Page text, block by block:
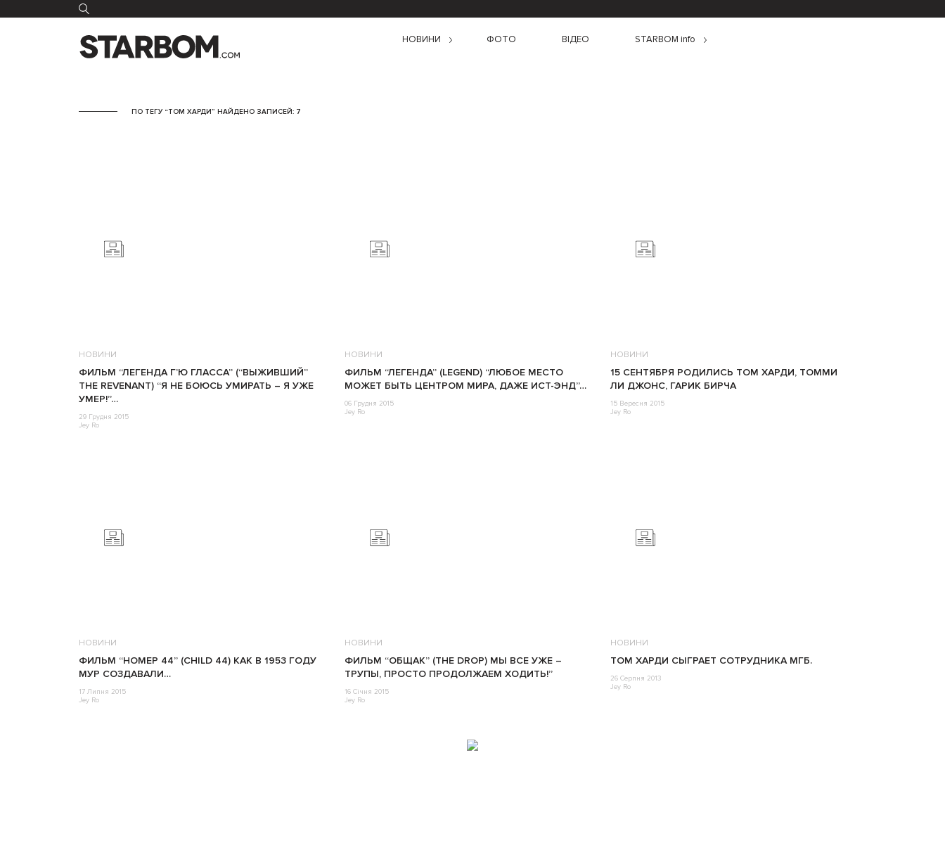
НОВИНИ ФОТО ВІДЕО STARBOM info
ПО ТЕГУ “ТОМ ХАРДИ” НАЙДЕНО ЗАПИСЕЙ: 7
НОВИНИ
ФИЛЬМ “ЛЕГЕНДА Г’Ю ГЛАССА” (“ВЫЖИВШИЙ”
THE REVENANT) “Я НЕ БОЮСЬ УМИРАТЬ – Я УЖЕ
УМЕР!”…
29 Грудня 2015
Jey Ro
НОВИНИ
ФИЛЬМ “ЛЕГЕНДА” (LEGEND) “ЛЮБОЕ МЕСТО
МОЖЕТ БЫТЬ ЦЕНТРОМ МИРА, ДАЖЕ ИСТ-ЭНД”…
06 Грудня 2015
Jey Ro
НОВИНИ
15 СЕНТЯБРЯ РОДИЛИСЬ ТОМ ХАРДИ, ТОММИ
ЛИ ДЖОНС, ГАРИК БИРЧА
15 Вересня 2015
Jey Ro
НОВИНИ
ФИЛЬМ “НОМЕР 44” (CHILD 44) КАК В 1953 ГОДУ
МУР СОЗДАВАЛИ…
17 Липня 2015
Jey Ro
НОВИНИ
ФИЛЬМ “ОБЩАК” (THE DROP) МЫ ВСЕ УЖЕ –
ТРУПЫ, ПРОСТО ПРОДОЛЖАЕМ ХОДИТЬ!”
16 Січня 2015
Jey Ro
НОВИНИ
ТОМ ХАРДИ СЫГРАЕТ СОТРУДНИКА МГБ.
26 Серпня 2013
Jey Ro